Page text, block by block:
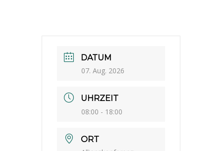
DATUM
07. Aug. 2026
UHRZEIT
08:00 - 18:00
ORT